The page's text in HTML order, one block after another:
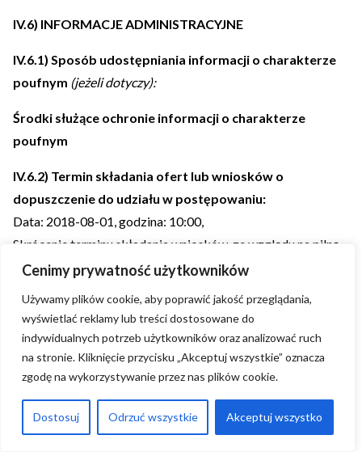
Cenimy prywatność użytkowników
Używamy plików cookie, aby poprawić jakość przeglądania,
wyświetlać reklamy lub treści dostosowane do
indywidualnych potrzeb użytkowników oraz analizować ruch
na stronie. Kliknięcie przycisku „Akceptuj wszystkie” oznacza
zgodę na wykorzystywanie przez nas plików cookie.
Dostosuj Odrzuć wszystkie Akceptuj wszystko
IV.6) INFORMACJE ADMINISTRACYJNE
IV.6.1) Sposób udostępniania informacji o charakterze
poufnym (jeżeli dotyczy):
Środki służące ochronie informacji o charakterze
poufnym
IV.6.2) Termin składania ofert lub wniosków o
dopuszczenie do udziału w postępowaniu:
Data: 2018-08-01, godzina: 10:00,
Skrócenie terminu składania wniosków, ze względu na pilną
potrzebę udzielenia zamówienia (przetarg nieograniczony,
Wskazać powody:
Język lub języki, w jakich mogą być sporządzane oferty lub
IV.6.3) Termin związania ofertą:do:2018-08-30okres w